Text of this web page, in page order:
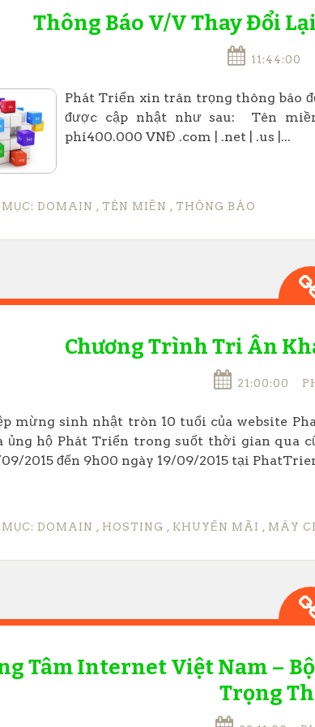
Thông Báo V/v Thay Đổi
11:44:00
Phát Triển xin trân trọng thông báo
được cập nhật như sau: Tên
phí400.000 VNĐ .com | .net | .us |...
DOMAIN , TÊN MIỀN , THÔNG BÁO
Chương Trình Tri Ân
21:00:00
mừng sinh nhật tròn 10 tuổi của website
ủng hộ Phát Triển trong suốt thời gian qua
2015 đến 9h00 ngày 19/09/2015 tại
DOMAIN , HOSTING , KHUYẾN MÃI , MÁY
Tâm Internet Việt Nam –
Trọng